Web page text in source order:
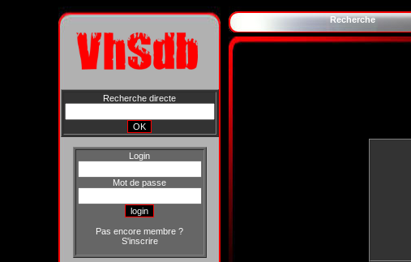
Recherche directe
Login
Mot de passe
Pas encore membre ?
S'inscrire
Recherche